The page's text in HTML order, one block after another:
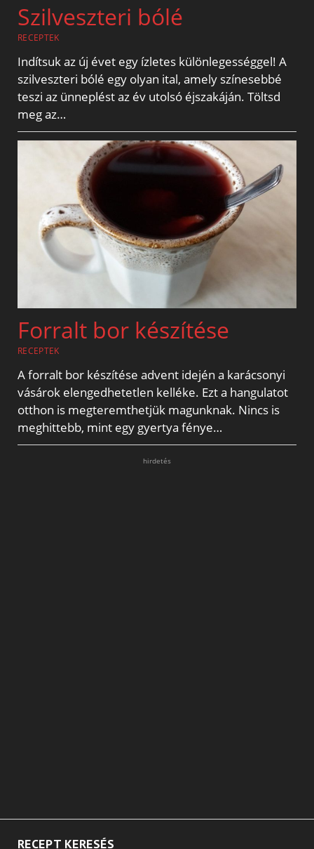
Szilveszteri bólé
RECEPTEK
Indítsuk az új évet egy ízletes különlegességgel! A
szilveszteri bólé egy olyan ital, amely színesebbé
teszi az ünneplést az év utolsó éjszakáján. Töltsd
meg az…
Forralt bor készítése
RECEPTEK
A forralt bor készítése advent idején a karácsonyi
vásárok elengedhetetlen kelléke. Ezt a hangulatot
otthon is megteremthetjük magunknak. Nincs is
meghittebb, mint egy gyertya fénye…
hirdetés
RECEPT KERESÉS